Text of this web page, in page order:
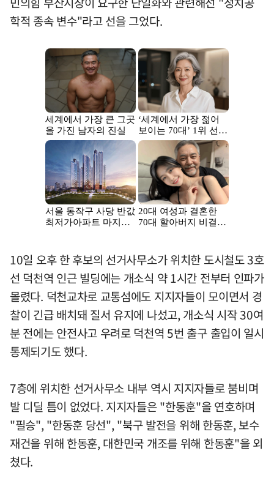
학적 종속 변수"라고 선을 그었다.
10일 오후 한 후보의 선거사무소가 위치한 도시철도 3호
선 덕천역 인근 빌딩에는 개소식 약 1시간 전부터 인파가
몰렸다. 덕천교차로 교통섬에도 지지자들이 모이면서 경
찰이 긴급 배치돼 질서 유지에 나섰고, 개소식 시작 30여
분 전에는 안전사고 우려로 덕천역 5번 출구 출입이 일시
통제되기도 했다.
7층에 위치한 선거사무소 내부 역시 지지자들로 붐비며
발 디딜 틈이 없었다. 지지자들은 "한동훈"을 연호하며
"필승", "한동훈 당선", "북구 발전을 위해 한동훈, 보수
재건을 위해 한동훈, 대한민국 개조를 위해 한동훈"을 외
쳤다.